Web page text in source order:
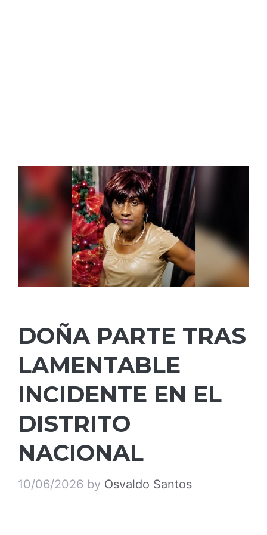
DOÑA PARTE TRAS
LAMENTABLE
INCIDENTE EN EL
DISTRITO
NACIONAL
10/06/2026 by Osvaldo Santos